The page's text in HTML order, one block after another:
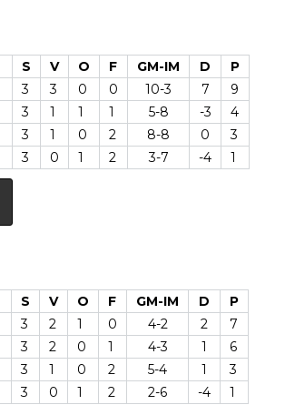
S V O F GM-IM D
P
3 3 0 0 10-3 7
9
3 1 1 1 5-8 -3
4
3 1 0 2 8-8 0
3
3 0 1 2 3-7 -4 1
S V O F GM-IM D
P
3 2 1 0 4-2 2
7
3 2 0 1 4-3 1
6
3 1 0 2 5-4 1
3
3 0 1 2 2-6 -4 1